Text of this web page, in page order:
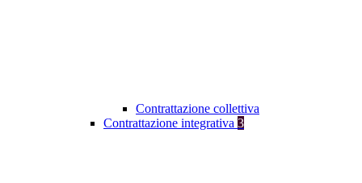
Contrattazione collettiva
Contrattazione integrativa 3